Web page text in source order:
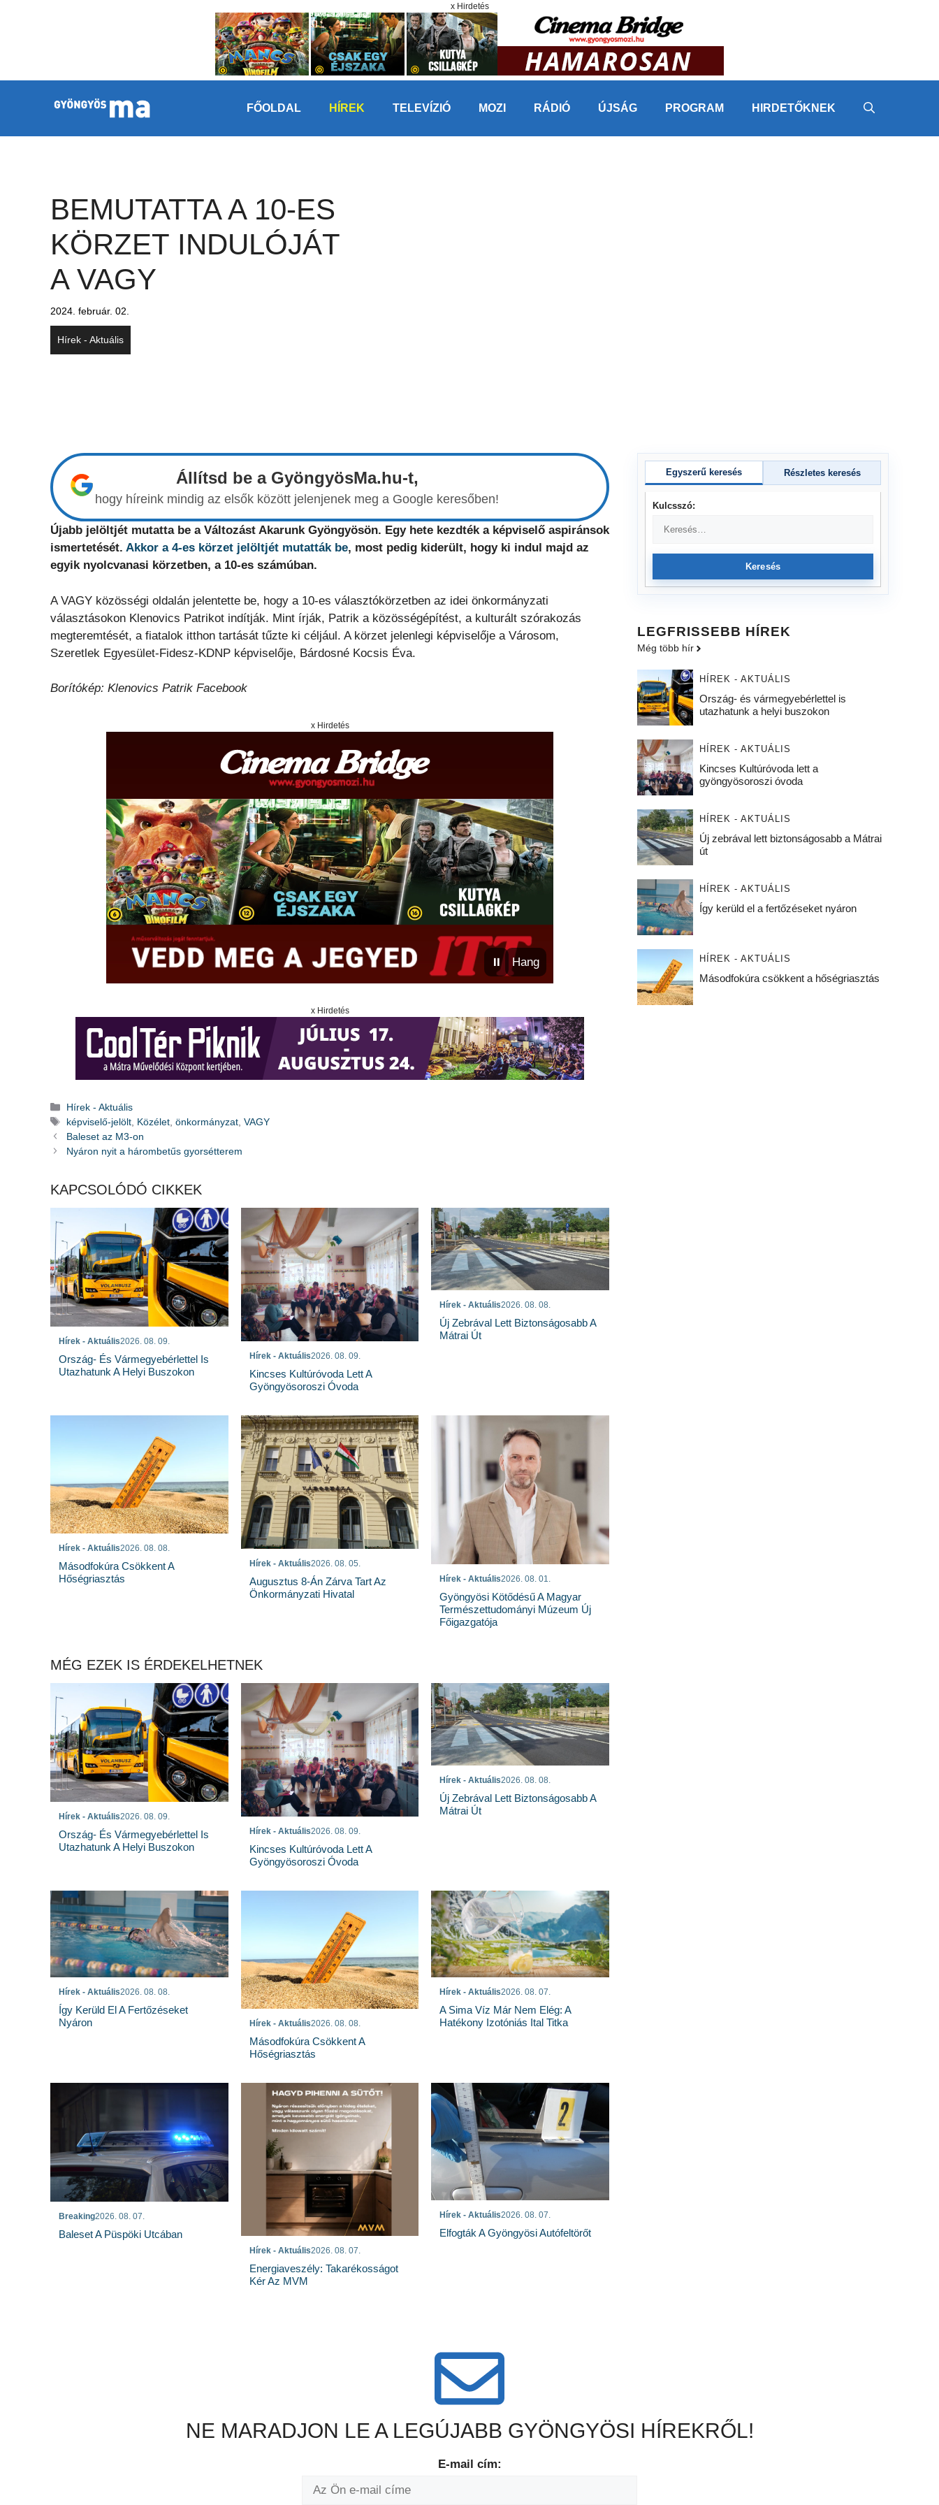
x Hirdetés
FŐOLDAL HÍREK TELEVÍZIÓ MOZI RÁDIÓ ÚJSÁG PROGRAM HIRDETŐKNEK
BEMUTATTA A 10-ES
KÖRZET INDULÓJÁT
A VAGY
2024. február. 02.
Hírek - Aktuális
Állítsd be a GyöngyösMa.hu-t,
hogy híreink mindig az elsők között jelenjenek meg a Google keresőben!
Újabb jelöltjét mutatta be a Változást Akarunk Gyöngyösön. Egy hete kezdték a képviselő aspiránsok
ismertetését. Akkor a 4-es körzet jelöltjét mutatták be, most pedig kiderült, hogy ki indul majd az
egyik nyolcvanasi körzetben, a 10-es számúban.
A VAGY közösségi oldalán jelentette be, hogy a 10-es választókörzetben az idei önkormányzati
választásokon Klenovics Patrikot indítják. Mint írják, Patrik a közösségépítést, a kulturált szórakozás
megteremtését, a fiatalok itthon tartását tűzte ki céljául. A körzet jelenlegi képviselője a Városom,
Szeretlek Egyesület-Fidesz-KDNP képviselője, Bárdosné Kocsis Éva.
Borítókép: Klenovics Patrik Facebook
x Hirdetés
⏸ Hang
x Hirdetés
Kategória
Hírek - Aktuális
Címkék
képviselő-jelölt Közélet ,önkormányzat ,VAGY
Baleset az M3-on
Nyáron nyit a hárombetűs gyorsétterem
KAPCSOLÓDÓ CIKKEK
Hírek - Aktuális2026. 08. 09.
Ország- És Vármegyebérlettel Is
Utazhatunk A Helyi Buszokon
Hírek - Aktuális2026. 08. 09.
Kincses Kultúróvoda Lett A
Gyöngyösoroszi Óvoda
Hírek - Aktuális2026. 08. 08.
Új Zebrával Lett Biztonságosabb A
Mátrai Út
Hírek - Aktuális2026. 08. 08.
Másodfokúra Csökkent A
Hőségriasztás
Hírek - Aktuális2026. 08. 05.
Augusztus 8-Án Zárva Tart Az
Önkormányzati Hivatal
Hírek - Aktuális2026. 08. 01.
Gyöngyösi Kötődésű A Magyar
Természettudományi Múzeum Új
Főigazgatója
MÉG EZEK IS ÉRDEKELHETNEK
Hírek - Aktuális2026. 08. 09.
Ország- És Vármegyebérlettel Is
Utazhatunk A Helyi Buszokon
Hírek - Aktuális2026. 08. 09.
Kincses Kultúróvoda Lett A
Gyöngyösoroszi Óvoda
Hírek - Aktuális2026. 08. 08.
Új Zebrával Lett Biztonságosabb A
Mátrai Út
Hírek - Aktuális2026. 08. 08.
Így Kerüld El A Fertőzéseket
Nyáron
Hírek - Aktuális2026. 08. 08.
Másodfokúra Csökkent A
Hőségriasztás
Hírek - Aktuális2026. 08. 07.
A Sima Víz Már Nem Elég: A
Hatékony Izotóniás Ital Titka
Breaking2026. 08. 07.
Baleset A Püspöki Utcában
Hírek - Aktuális2026. 08. 07.
Energiaveszély: Takarékosságot
Kér Az MVM
Hírek - Aktuális2026. 08. 07.
Elfogták A Gyöngyösi Autófeltörőt
Egyszerű keresés Részletes keresés
Kulcsszó:
Keresés
LEGFRISSEBB HÍREK
Még több hír
HÍREK - AKTUÁLIS
Ország- és vármegyebérlettel is
utazhatunk a helyi buszokon
HÍREK - AKTUÁLIS
Kincses Kultúróvoda lett a
gyöngyösoroszi óvoda
HÍREK - AKTUÁLIS
Új zebrával lett biztonságosabb a Mátrai
út
HÍREK - AKTUÁLIS
Így kerüld el a fertőzéseket nyáron
HÍREK - AKTUÁLIS
Másodfokúra csökkent a hőségriasztás
NE MARADJON LE A LEGÚJABB GYÖNGYÖSI HÍREKRŐL!
E-mail cím: